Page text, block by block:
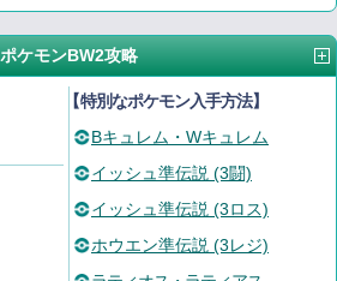
ポケモンBW2攻略
【特別なポケモン入手方法】
Bキュレム・Wキュレム
イッシュ準伝説 (3闘)
イッシュ準伝説 (3ロス)
ホウエン準伝説 (3レジ)